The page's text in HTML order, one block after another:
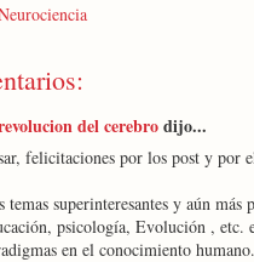
del cerebrodijo...
felicitaciones por los post y por
temas superinteresantes y aún
psicología, Evolución , etc.
en el conocimiento humano.